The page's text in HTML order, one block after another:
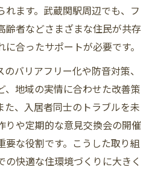
れます。武蔵関駅周辺でも、フ
齢者などさまざまな住民が共存
合ったサポートが必要です。
バリアフリー化や防音対策、
、地域の実情に合わせた改善策
た、入居者同士のトラブルを未
りや定期的な意見交換会の開催
要な役割です。こうした取り組
の快適な住環境づくりに大きく